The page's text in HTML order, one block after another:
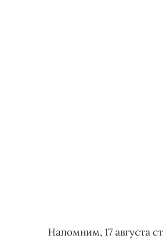
Напомним, 17 августа